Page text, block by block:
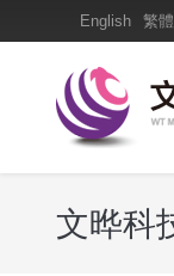
English 繁
文晔科